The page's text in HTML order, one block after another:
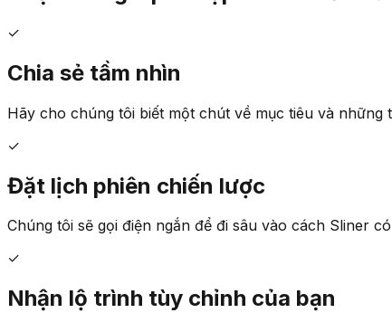
✓
Chia sẻ tầm nhìn
Hãy cho chúng tôi biết một chút về mục tiêu và
✓
Đặt lịch phiên chiến lược
Chúng tôi sẽ gọi điện ngắn để đi sâu vào cách Sliner
✓
Nhận lộ trình tùy chỉnh của bạn